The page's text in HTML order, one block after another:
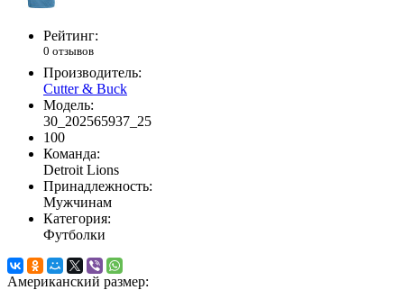
Рейтинг:
0 отзывов
Производитель:
Cutter & Buck
Модель:
30_202565937_25
100
Команда:
Detroit Lions
Принадлежность:
Мужчинам
Категория:
Футболки
Американский размер: